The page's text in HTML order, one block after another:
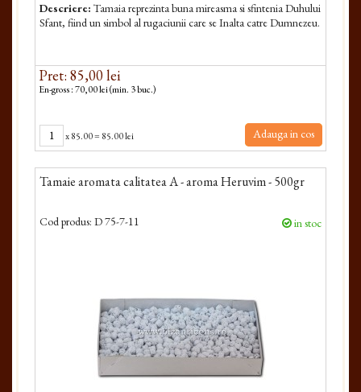
Descriere: Tamaia reprezinta buna mireasma si sfintenia Duhului
Sfant, fiind un simbol al rugaciunii care se Inalta catre Dumnezeu.
Pret: 85,00 lei
En-gross : 70,00 lei (min. 3 buc.)
x85.00= 85.00 lei Adauga in cos
Tamaie aromata calitatea A - aroma Heruvim - 500gr
Cod produs: D 75-7-11 in stoc